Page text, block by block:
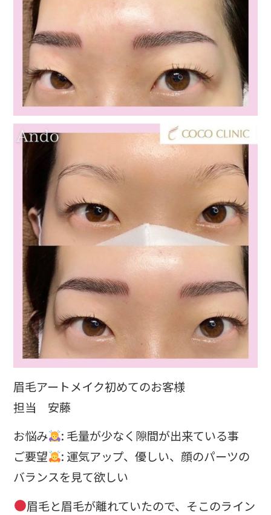
眉毛アートメイク初めてのお客様
担当 安藤
お悩み
: 毛量が少なく隙間が出来ている事
ご要望
: 運気アップ、優しい、顔のパーツの
バランスを見て欲しい
眉毛と眉毛が離れていたので、そこのライン